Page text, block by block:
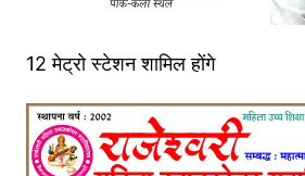
12 मेट्रो स्टेशन शामिल होंगे